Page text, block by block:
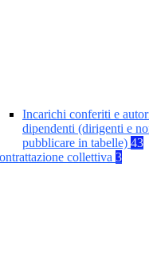
Incarichi conferiti e
dipendenti (dirigenti e
pubblicare in tabelle) 43
collettiva 3